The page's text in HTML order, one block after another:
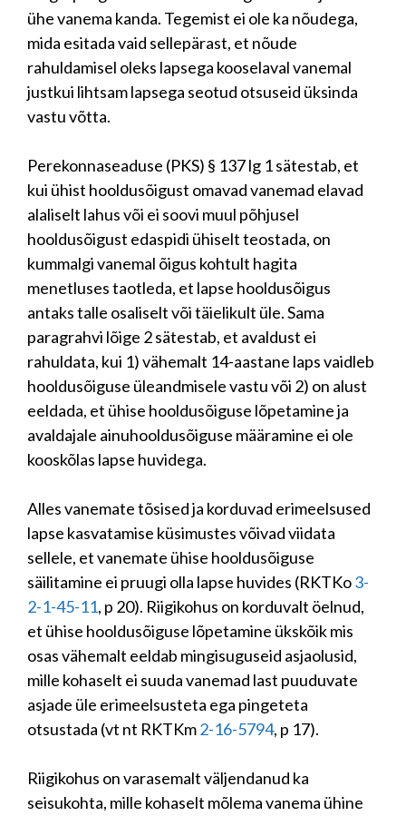
ühe vanema kanda. Tegemist ei ole ka nõudega,
mida esitada vaid sellepärast, et nõude
rahuldamisel oleks lapsega kooselaval vanemal
justkui lihtsam lapsega seotud otsuseid üksinda
vastu võtta.
Perekonnaseaduse (PKS) § 137 lg 1 sätestab, et
kui ühist hooldusõigust omavad vanemad elavad
alaliselt lahus või ei soovi muul põhjusel
hooldusõigust edaspidi ühiselt teostada, on
kummalgi vanemal õigus kohtult hagita
menetluses taotleda, et lapse hooldusõigus
antaks talle osaliselt või täielikult üle. Sama
paragrahvi lõige 2 sätestab, et avaldust ei
rahuldata, kui 1) vähemalt 14-aastane laps vaidleb
hooldusõiguse üleandmisele vastu või 2) on alust
eeldada, et ühise hooldusõiguse lõpetamine ja
avaldajale ainuhooldusõiguse määramine ei ole
kooskõlas lapse huvidega.
Alles vanemate tõsised ja korduvad erimeelsused
lapse kasvatamise küsimustes võivad viidata
sellele, et vanemate ühise hooldusõiguse
säilitamine ei pruugi olla lapse huvides (RKTKo3-
2-1-45-11, p 20). Riigikohus on korduvalt öelnud,
et ühise hooldusõiguse lõpetamine ükskõik mis
osas vähemalt eeldab mingisuguseid asjaolusid,
mille kohaselt ei suuda vanemad last puuduvate
asjade üle erimeelsusteta ega pingeteta
otsustada (vt nt RKTKm2-16-5794, p 17).
Riigikohus on varasemalt väljendanud ka
seisukohta, mille kohaselt mõlema vanema ühine